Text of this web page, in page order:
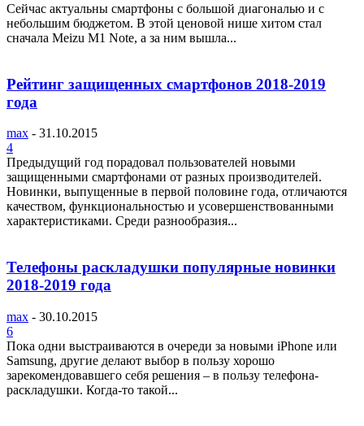
Сейчас актуальны смартфоны с большой диагональю и с
небольшим бюджетом. В этой ценовой нише хитом стал
сначала Meizu M1 Note, а за ним вышла...
Рейтинг защищенных смартфонов 2018-2019
года
max - 31.10.2015
4
Предыдущий год порадовал пользователей новыми
защищенными смартфонами от разных производителей.
Новинки, выпущенные в первой половине года, отличаются
качеством, функциональностью и усовершенствованными
характеристиками. Среди разнообразия...
Телефоны раскладушки популярные новинки
2018-2019 года
max - 30.10.2015
6
Пока одни выстраиваются в очереди за новыми iPhone или
Samsung, другие делают выбор в пользу хорошо
зарекомендовавшего себя решения – в пользу телефона-
раскладушки. Когда-то такой...